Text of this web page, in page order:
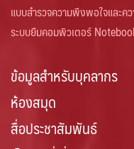
แบบสำรวจความพึงพอใจและค
ระบบยืมคอมพิวเตอร์
ข้อมูลสำหรับบุคลากร
ห้องสมุด
สื่อประชาสัมพันธ์